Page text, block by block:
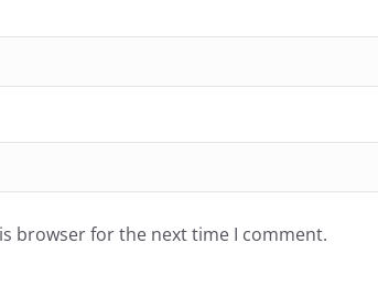
browser for the next time I comment.